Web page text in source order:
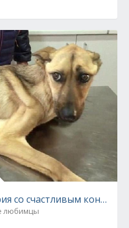
со счастливым концом!
любимцы